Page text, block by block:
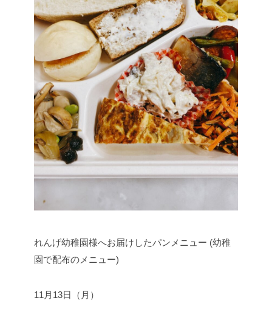
れんげ幼稚園様へお届けしたパンメニュー (幼稚
園で配布のメニュー)
11月13日（月）